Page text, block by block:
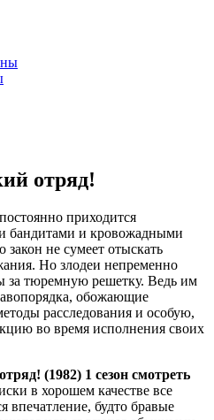
отряд!
приходится
бандитами и кровожадными
не сумеет отыскать
Но злодеи непременно
за тюремную решетку. Ведь им
обожающие
расследования и особую,
во время исполнения своих
(1982) 1 сезон смотреть
в хорошем качестве все
впечатление, будто бравые